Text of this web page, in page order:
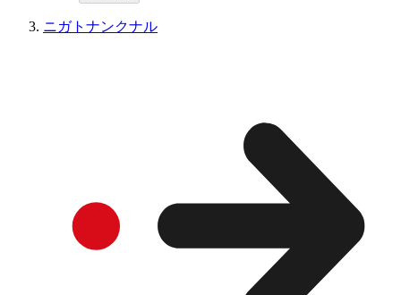
ニガトナンクナル